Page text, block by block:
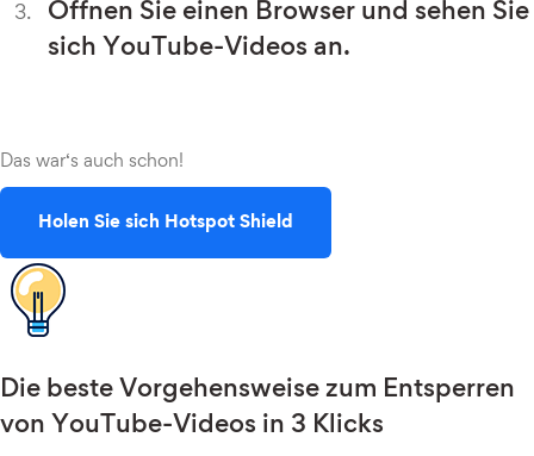
Öffnen Sie einen Browser und sehen Sie
sich YouTube-Videos an.
Das war‘s auch schon!
Holen Sie sich Hotspot Shield
Die beste Vorgehensweise zum Entsperren
von YouTube-Videos in 3 Klicks